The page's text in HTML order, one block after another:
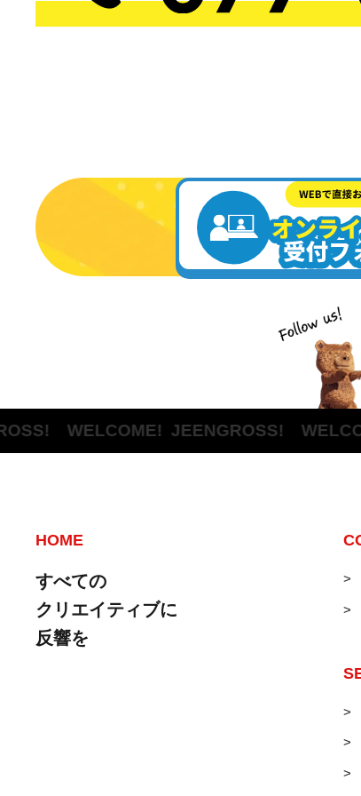
WELCOME!JEENGROSS! WELCOME!
HOME
すべての
クリエイティブに
反響を